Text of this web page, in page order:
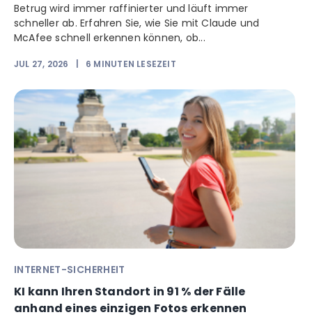
Betrug wird immer raffinierter und läuft immer
schneller ab. Erfahren Sie, wie Sie mit Claude und
McAfee schnell erkennen können, ob...
JUL 27, 2026 6 MINUTEN LESEZEIT
INTERNET-SICHERHEIT
KI kann Ihren Standort in 91 % der Fälle
anhand eines einzigen Fotos erkennen